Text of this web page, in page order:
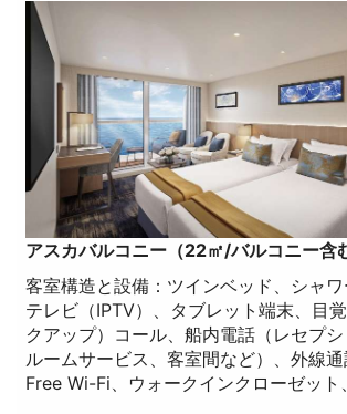
アスカバルコニー（22㎡/バルコニー含
客室構造と設備：ツインベッド、シャワ
テレビ（IPTV）、タブレット端末、目
クアップ）コール、船内電話（レセプ
ルームサービス、客室間など）、外線通
Free Wi-Fi、ウォークインクローゼット